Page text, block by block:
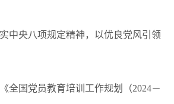
中央八项规定精神，以优良党风引领
全国党员教育培训工作规划（2024－